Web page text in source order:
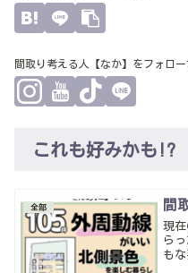
間取り考える人【なか】をフォロー
これも好みかも!?
全部 間
現
ら
も